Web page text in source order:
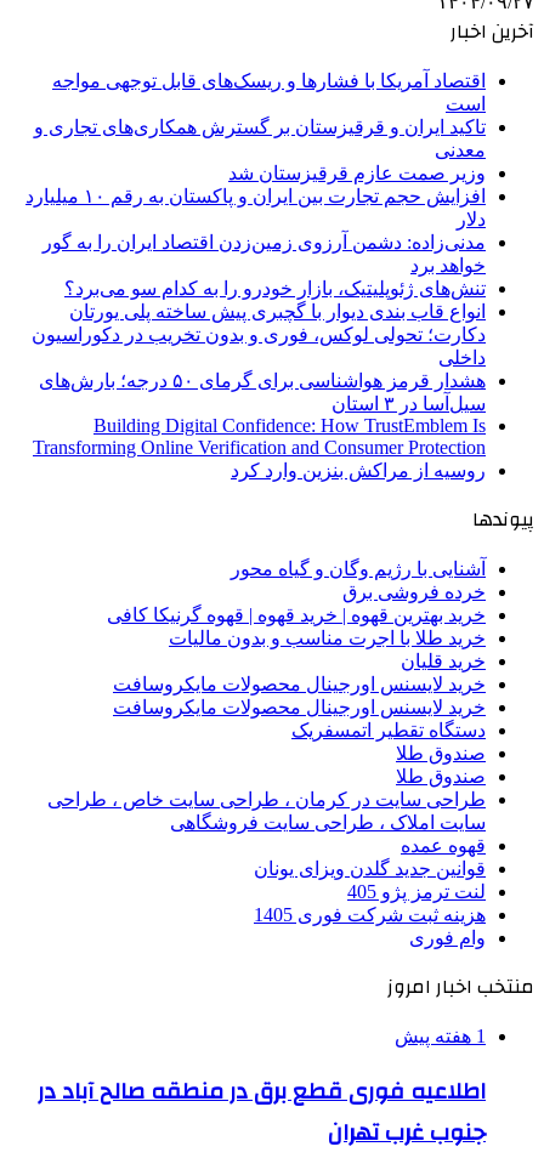
آخرین اخبار
اقتصاد آمریکا با فشارها و ریسک‌های قابل توجهی مواجه
است
تاکید ایران و قرقیزستان بر گسترش همکاری‌های تجاری و
معدنی
وزیر صمت عازم قرقیزستان شد
افزایش حجم تجارت بین ایران و پاکستان به رقم ۱۰ میلیارد
دلار
مدنی‌زاده: دشمن آرزوی زمین‌زدن اقتصاد ایران را به گور
خواهد برد
تنش‌های ژئوپلیتیک، بازار خودرو را به کدام سو می‌برد؟
انواع قاب بندی دیوار با گچبری پیش ساخته پلی یورتان
دکارت؛ تحولی لوکس، فوری و بدون تخریب در دکوراسیون
داخلی
هشدار قرمز هواشناسی برای گرمای ۵۰ درجه؛ بارش‌های
سیل‌آسا در ۳ استان
Building Digital Confidence: How TrustEmblem Is
Transforming Online Verification and Consumer Protection
روسیه از مراکش بنزین وارد کرد
پیوندها
آشنایی با رژیم وگان و گیاه محور
خرده فروشی برق
خرید بهترین قهوه | خرید قهوه | قهوه گرنیکا کافی
خرید طلا با اجرت مناسب و بدون مالیات
خرید قلیان
خرید لایسنس اورجینال محصولات مایکروسافت
خرید لایسنس اورجینال محصولات مایکروسافت
دستگاه تقطیر اتمسفریک
صندوق طلا
صندوق طلا
طراحی سایت در کرمان ، طراحی سایت خاص ، طراحی
سایت املاک ، طراحی سایت فروشگاهی
قهوه عمده
قوانین جدید گلدن ویزای یونان
لنت ترمز پژو 405
هزینه ثبت شرکت فوری 1405
وام فوری
منتخب اخبار امروز
1 هفته پیش
اطلاعیه فوری قطع برق در منطقه صالح آباد در
جنوب غرب تهران